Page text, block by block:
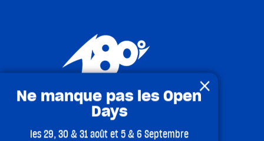
180°
×
Ne manque pas les Open
Days
les 29, 30 & 31 août et 5 & 6 Septembre